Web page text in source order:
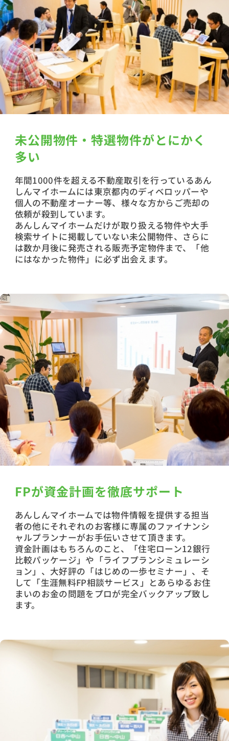
未公開物件・特選物件がとにかく
多い
年間1000件を超える不動産取引を行っているあん
しんマイホームには東京都内のディベロッパーや
個人の不動産オーナー等、様々な方からご売却の
依頼が殺到しています。
あんしんマイホームだけが取り扱える物件や大手
検索サイトに掲載していない未公開物件、さらに
は数か月後に発売される販売予定物件まで、「他
にはなかった物件」に必ず出会えます。
FPが資金計画を徹底サポート
あんしんマイホームでは物件情報を提供する担当
者の他にそれぞれのお客様に専属のファイナンシ
ャルプランナーがお手伝いさせて頂きます。
資金計画はもちろんのこと、「住宅ローン12銀行
比較パッケージ」や「ライフプランシミュレーシ
ョン」、大好評の「はじめの一歩セミナー」、そ
して「生涯無料FP相談サービス」とあらゆるお住
まいのお金の問題をプロが完全バックアップ致し
ます。